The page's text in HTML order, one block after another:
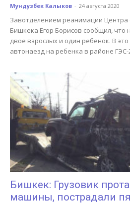
Мундузбек Калыков - 24 августа 2020
Завотделением реанимации
Бишкека Егор Борисов сообщил, что
двое взрослых и один ребенок. В
автонаезд на ребенка в районе ГЭС-
Бишкек: Грузовик
машины, пострадали